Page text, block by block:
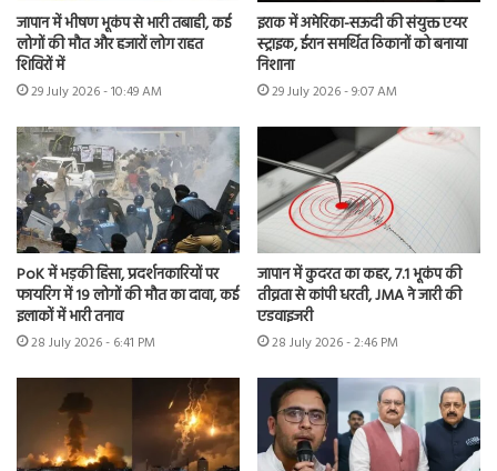
जापान में भीषण भूकंप से भारी तबाही, कई
लोगों की मौत और हजारों लोग राहत
शिविरों में
29 July 2026 - 10:49 AM
इराक में अमेरिका-सऊदी की संयुक्त एयर
स्ट्राइक, ईरान समर्थित ठिकानों को बनाया
निशाना
29 July 2026 - 9:07 AM
PoK में भड़की हिंसा, प्रदर्शनकारियों पर
फायरिंग में 19 लोगों की मौत का दावा, कई
इलाकों में भारी तनाव
28 July 2026 - 6:41 PM
जापान में कुदरत का कहर, 7.1 भूकंप की
तीव्रता से कांपी धरती, JMA ने जारी की
एडवाइजरी
28 July 2026 - 2:46 PM